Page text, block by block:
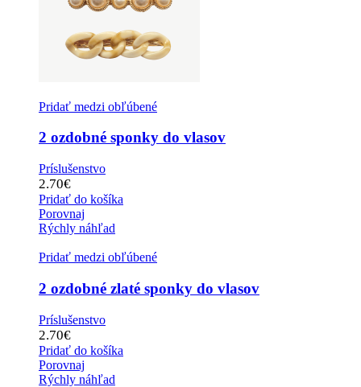
Pridať medzi obľúbené
2 ozdobné sponky do vlasov
Príslušenstvo
2.70€
Pridať do košíka
Porovnaj
Rýchly náhľad
Pridať medzi obľúbené
2 ozdobné zlaté sponky do vlasov
Príslušenstvo
2.70€
Pridať do košíka
Porovnaj
Rýchly náhľad